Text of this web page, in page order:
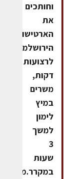
וחותכים
את
הארטישוקים
הירושלמים
לרצועות
דקות,
משרים
במיץ
לימון
למשך
3
שעות
במקרר.מקלפים